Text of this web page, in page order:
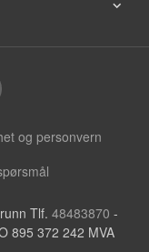
og personvern
Tlf. 48483870 -
895 372 242 MVA